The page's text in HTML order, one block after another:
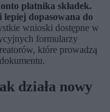
płatnika składek.
lepiej dopasowana do
wnioski dostępne w
formularzy
które prowadzą
działa nowy